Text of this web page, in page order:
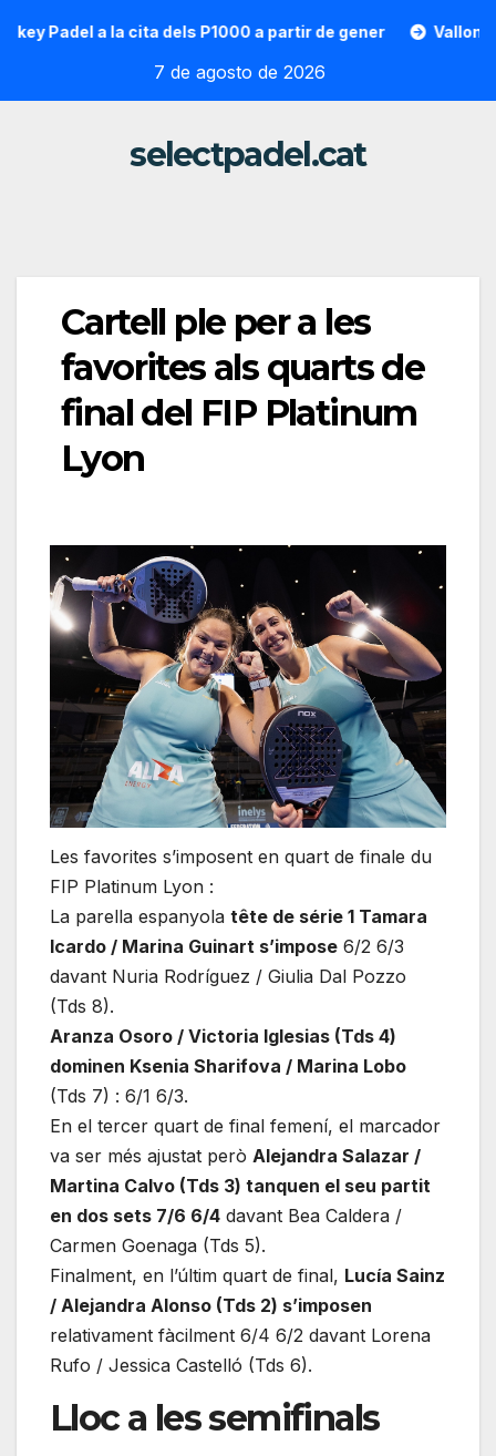
a la cita dels P1000 a partir de gener Vallon
7 de agosto de 2026
selectpadel.cat
Cartell ple per a les
favorites als quarts de
final del FIP Platinum
Lyon
Les favorites s’imposent en quart de finale du
FIP Platinum Lyon :
La parella espanyola tête de série 1 Tamara
Icardo / Marina Guinart s’impose 6/2 6/3
davant Nuria Rodríguez / Giulia Dal Pozzo
(Tds 8).
Aranza Osoro / Victoria Iglesias (Tds 4)
dominen Ksenia Sharifova / Marina Lobo
(Tds 7) : 6/1 6/3.
En el tercer quart de final femení, el marcador
va ser més ajustat però Alejandra Salazar /
Martina Calvo (Tds 3) tanquen el seu partit
en dos sets 7/6 6/4 davant Bea Caldera /
Carmen Goenaga (Tds 5).
Finalment, en l’últim quart de final, Lucía Sainz
/ Alejandra Alonso (Tds 2) s’imposen
relativament fàcilment 6/4 6/2 davant Lorena
Rufo / Jessica Castelló (Tds 6).
Lloc a les semifinals